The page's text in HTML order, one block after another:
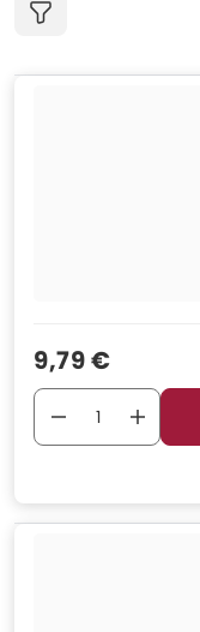
Verkaufspreis
9,79 €